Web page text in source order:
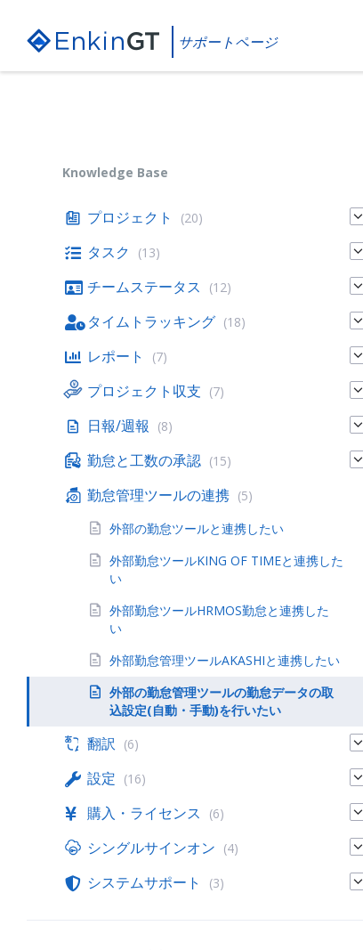
content
main
navigation
footer
サポートページ
Knowledge Base
プロジェクト (20)
タスク (13)
チームステータス (12)
タイムトラッキング (18)
レポート (7)
プロジェクト収支 (7)
日報/週報 (8)
勤怠と工数の承認 (15)
勤怠管理ツールの連携 (5)
外部の勤怠ツールと連携したい
外部勤怠ツールKING OF TIMEと連携した
い
外部勤怠ツールHRMOS勤怠と連携した
い
外部勤怠管理ツールAKASHIと連携したい
外部の勤怠管理ツールの勤怠データの取
込設定(自動・手動)を行いたい
翻訳 (6)
設定 (16)
購入・ライセンス (6)
シングルサインオン (4)
システムサポート (3)